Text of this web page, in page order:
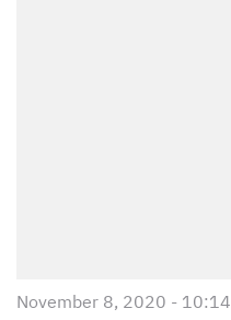
November 8, 2020 - 10:14